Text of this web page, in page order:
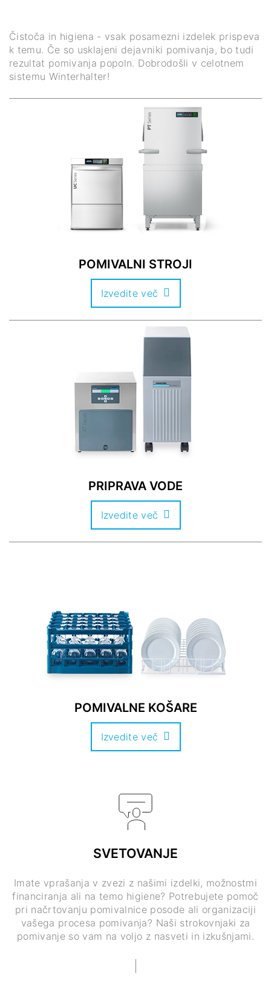
Čistoča in higiena - vsak posamezni izdelek prispeva
k temu. Če so usklajeni dejavniki pomivanja, bo tudi
rezultat pomivanja popoln. Dobrodošli v celotnem
sistemu Winterhalter!
POMIVALNI STROJI
Izvedite več
PRIPRAVA VODE
Izvedite več
POMIVALNE KOŠARE
Izvedite več
SVETOVANJE
Imate vprašanja v zvezi z našimi izdelki, možnostmi
financiranja ali na temo higiene? Potrebujete pomoč
pri načrtovanju pomivalnice posode ali organizaciji
vašega procesa pomivanja? Naši strokovnjaki za
pomivanje so vam na voljo z nasveti in izkušnjami.